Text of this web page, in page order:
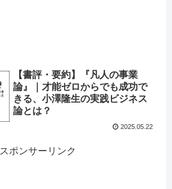
【書評・要約】『凡人の事業
論』｜才能ゼロからでも成功で
きる、小澤隆生の実践ビジネス
論とは？
2025.05.22
スポンサーリンク